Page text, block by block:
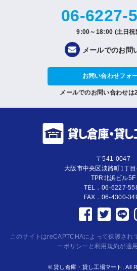
06-6227-
9:00～18:00 (土日祝
メールでのお問
お問い合わせフォ
メールでのお問い合わせは
〒541-0047
大阪市中央区淡路町1丁
TPR北浜ビル5F
TEL．06-6227-
FAX．06-4300-
このサイトはreCAPTCHAによって保護され
ーポリシー と利用規約が適
© 貸し倉庫・貸し工場マート. All